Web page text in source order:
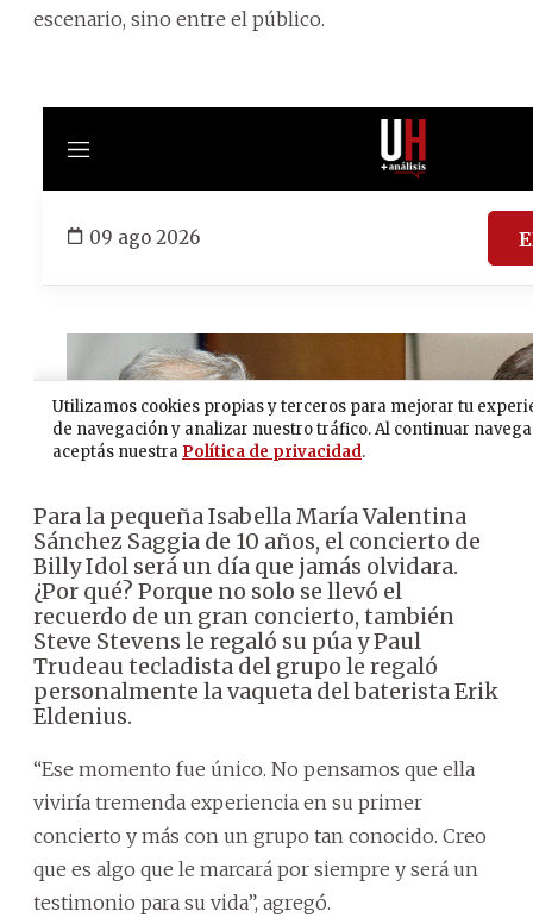
escenario, sino entre el público.
Para la pequeña Isabella María Valentina
Sánchez Saggia de 10 años, el concierto de
Billy Idol será un día que jamás olvidara.
¿Por qué? Porque no solo se llevó el
recuerdo de un gran concierto, también
Steve Stevens le regaló su púa y Paul
Trudeau tecladista del grupo le regaló
personalmente la vaqueta del baterista Erik
Eldenius.
“Ese momento fue único. No pensamos que ella
viviría tremenda experiencia en su primer
concierto y más con un grupo tan conocido. Creo
que es algo que le marcará por siempre y será un
testimonio para su vida”, agregó.